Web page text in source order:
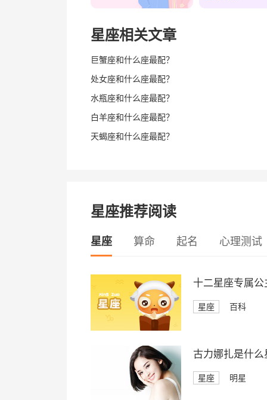
星座相关文章
巨蟹座和什么座最配？
处女座和什么座最配？
水瓶座和什么座最配？
白羊座和什么座最配？
天蝎座和什么座最配？
星座推荐阅读
星座 算命 起名 心理测试
十二星座专属公
星座 百科
古力娜扎是什么
星座 明星